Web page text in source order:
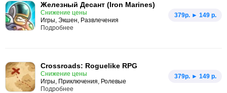
Железный Десант (Iron Marines)
Снижение цены
Игры, Экшен, Развлечения
379p. ► 149 р.
Подробнее
Crossroads: Roguelike RPG
Снижение цены
Игры, Приключения, Ролевые
379p. ► 149 р.
Подробнее